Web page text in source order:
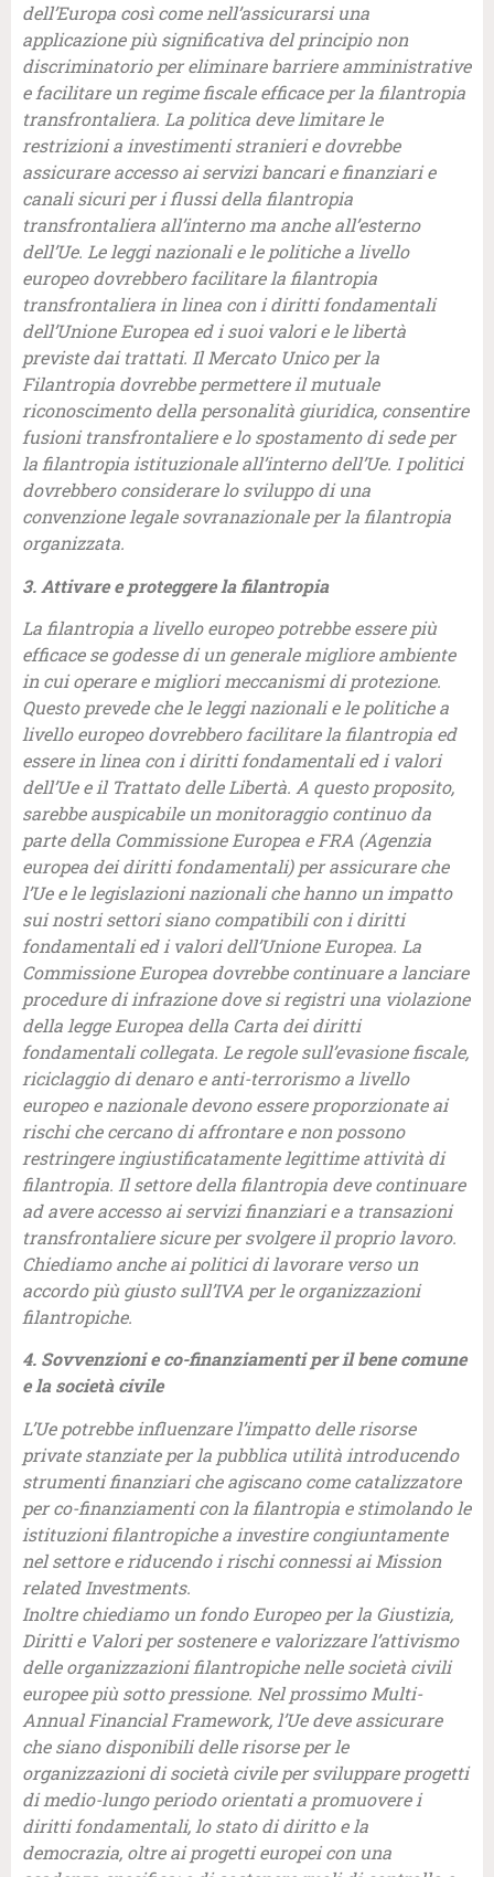
dell’Europa così come nell’assicurarsi una
applicazione più significativa del principio non
discriminatorio per eliminare barriere amministrative
e facilitare un regime fiscale efficace per la filantropia
transfrontaliera. La politica deve limitare le
restrizioni a investimenti stranieri e dovrebbe
assicurare accesso ai servizi bancari e finanziari e
canali sicuri per i flussi della filantropia
transfrontaliera all’interno ma anche all’esterno
dell’Ue. Le leggi nazionali e le politiche a livello
europeo dovrebbero facilitare la filantropia
transfrontaliera in linea con i diritti fondamentali
dell’Unione Europea ed i suoi valori e le libertà
previste dai trattati. Il Mercato Unico per la
Filantropia dovrebbe permettere il mutuale
riconoscimento della personalità giuridica, consentire
fusioni transfrontaliere e lo spostamento di sede per
la filantropia istituzionale all’interno dell’Ue. I politici
dovrebbero considerare lo sviluppo di una
convenzione legale sovranazionale per la filantropia
organizzata.
3. Attivare e proteggere la filantropia
La filantropia a livello europeo potrebbe essere più
efficace se godesse di un generale migliore ambiente
in cui operare e migliori meccanismi di protezione.
Questo prevede che le leggi nazionali e le politiche a
livello europeo dovrebbero facilitare la filantropia ed
essere in linea con i diritti fondamentali ed i valori
dell’Ue e il Trattato delle Libertà. A questo proposito,
sarebbe auspicabile un monitoraggio continuo da
parte della Commissione Europea e FRA (Agenzia
europea dei diritti fondamentali) per assicurare che
l’Ue e le legislazioni nazionali che hanno un impatto
sui nostri settori siano compatibili con i diritti
fondamentali ed i valori dell’Unione Europea. La
Commissione Europea dovrebbe continuare a lanciare
procedure di infrazione dove si registri una violazione
della legge Europea della Carta dei diritti
fondamentali collegata. Le regole sull’evasione fiscale,
riciclaggio di denaro e anti-terrorismo a livello
europeo e nazionale devono essere proporzionate ai
rischi che cercano di affrontare e non possono
restringere ingiustificatamente legittime attività di
filantropia. Il settore della filantropia deve continuare
ad avere accesso ai servizi finanziari e a transazioni
transfrontaliere sicure per svolgere il proprio lavoro.
Chiediamo anche ai politici di lavorare verso un
accordo più giusto sull’IVA per le organizzazioni
filantropiche.
4. Sovvenzioni e co-finanziamenti per il bene comune
e la società civile
L’Ue potrebbe influenzare l’impatto delle risorse
private stanziate per la pubblica utilità introducendo
strumenti finanziari che agiscano come catalizzatore
per co-finanziamenti con la filantropia e stimolando le
istituzioni filantropiche a investire congiuntamente
nel settore e riducendo i rischi connessi ai Mission
related Investments.
Inoltre chiediamo un fondo Europeo per la Giustizia,
Diritti e Valori per sostenere e valorizzare l’attivismo
delle organizzazioni filantropiche nelle società civili
europee più sotto pressione. Nel prossimo Multi-
Annual Financial Framework, l’Ue deve assicurare
che siano disponibili delle risorse per le
organizzazioni di società civile per sviluppare progetti
di medio-lungo periodo orientati a promuovere i
diritti fondamentali, lo stato di diritto e la
democrazia, oltre ai progetti europei con una